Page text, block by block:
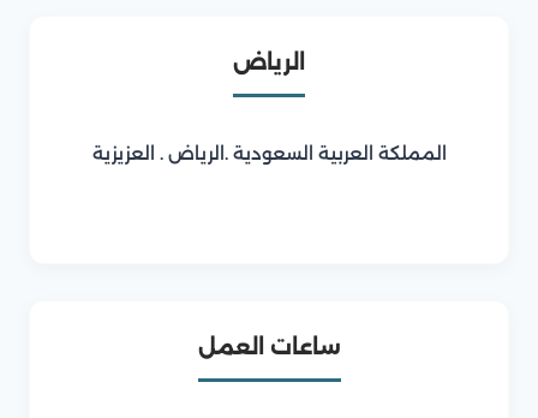
الرياض
المملكة العربية السعودية .الرياض . العزيزية
ساعات العمل